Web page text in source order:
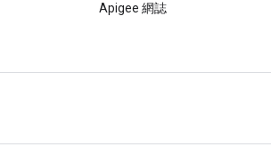
Apigee 網誌